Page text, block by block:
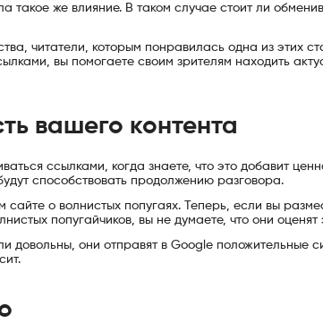
же влияние. В таком случае стоит ли
читатели, которым понравилась одна из этих
вы помогаете своим зрителям находить
вашего контента
ссылками, когда знаете, что это добавит
способствовать продолжению разговора.
о волнистых попугаях. Теперь, если вы
попугайчиков, вы не думаете, что они оценят
довольны, они отправят в Google положительные